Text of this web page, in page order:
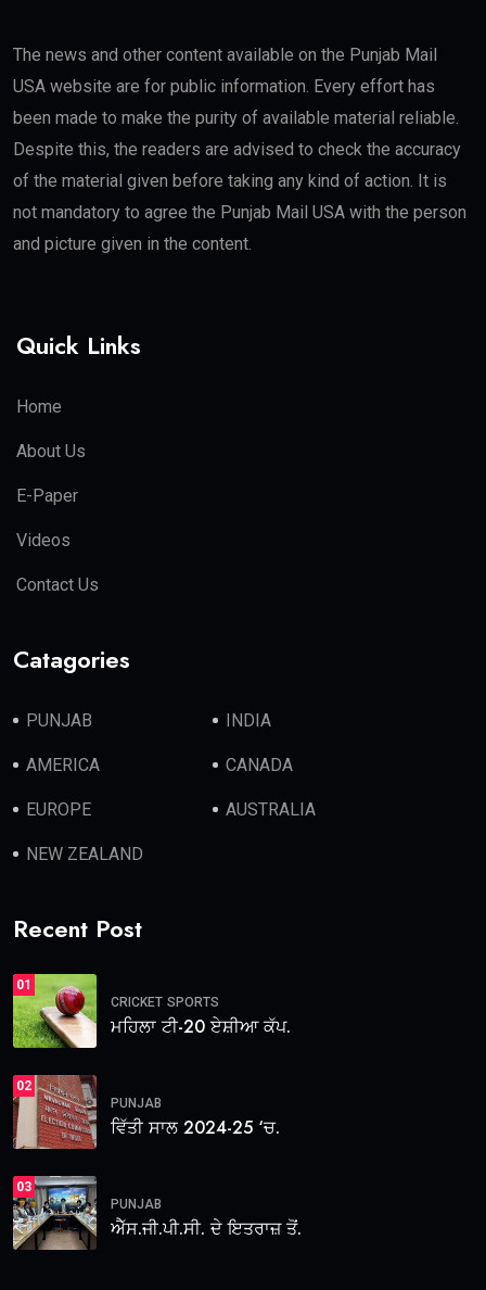
The news and other content available on the Punjab Mail
USA website are for public information. Every effort has
been made to make the purity of available material reliable.
Despite this, the readers are advised to check the accuracy
of the material given before taking any kind of action. It is
not mandatory to agree the Punjab Mail USA with the person
and picture given in the content.
Quick Links
Home
About Us
E-Paper
Videos
Contact Us
Catagories
PUNJAB INDIA
AMERICA CANADA
EUROPE AUSTRALIA
NEW ZEALAND
Recent Post
01
CRICKET SPORTS
ਮਹਿਲਾ ਟੀ-20 ਏਸ਼ੀਆ ਕੱਪ.
02
PUNJAB
ਵਿੱਤੀ ਸਾਲ 2024-25 ‘ਚ.
03
PUNJAB
ਐੱਸ.ਜੀ.ਪੀ.ਸੀ. ਦੇ ਇਤਰਾਜ਼ ਤੋਂ.